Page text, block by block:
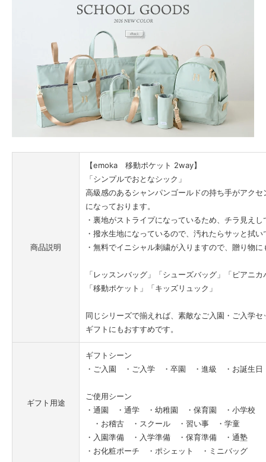
商品説明
【emoka 移動ポケット 2way】
「シンプルでおとなシック」
高級感のあるシャンパンゴールドの持ち手がアク
になっております。
・裏地がストライプになっているため、チラ見え
・撥水生地になっているので、汚れたらサッと拭い
・無料でイニシャル刺繍が入りますので、贈り物
「レッスンバッグ」「シューズバッグ」「ピアニカ
「移動ポケット」「キッズリュック」
同じシリーズで揃えれば、素敵なご入園・ご入学セ
ギフトにもおすすめです。
ギフト用途
ギフトシーン
・ご入園 ・ご入学 ・卒園 ・進級 ・お誕生日
ご使用シーン
・通園 ・通学 ・幼稚園 ・保育園 ・小学校
・お稽古 ・スクール ・習い事 ・学童
・入園準備 ・入学準備 ・保育準備 ・通塾
・お化粧ポーチ ・ポシェット ・ミニバッグ